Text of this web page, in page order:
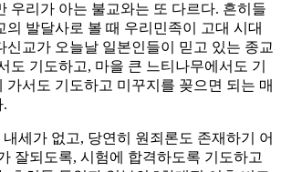
우리가 아는 불교와는 또 다르다. 흔히들
의 발달사로 볼 때 우리민족이 고대 시대
신교가 오늘날 일본인들이 믿고 있는 종교
도 기도하고, 마을 큰 느티나무에서도 기
가서도 기도하고 미꾸지를 꽂으면 되는 매
.
세가 없고, 당연히 원죄론도 존재하기 어
잘되도록, 시험에 합격하도록 기도하고